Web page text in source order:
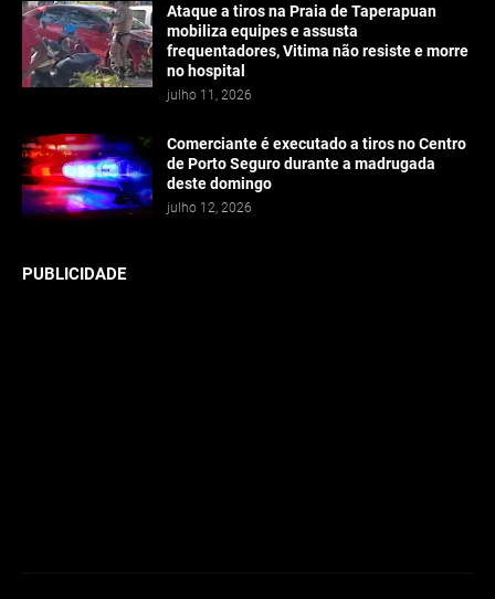
Ataque a tiros na Praia de Taperapuan
mobiliza equipes e assusta
frequentadores, Vitima não resiste e morre
no hospital
julho 11, 2026
Comerciante é executado a tiros no Centro
de Porto Seguro durante a madrugada
deste domingo
julho 12, 2026
PUBLICIDADE